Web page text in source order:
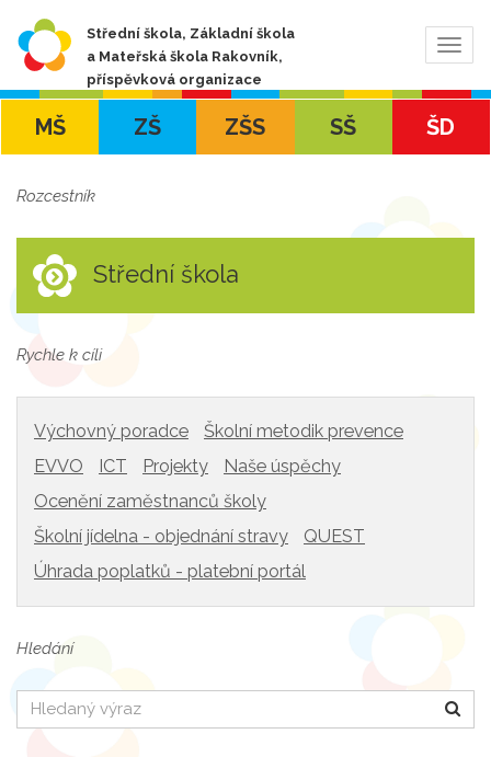
Střední škola, Základní škola
a Mateřská škola Rakovník,
příspěvková organizace
MŠ ZŠ ZŠS SŠ ŠD
Rozcestník
Střední škola
Rychle k cíli
Výchovný poradce
Školní metodik prevence
EVVO
ICT Projekty
Naše úspěchy
Ocenění zaměstnanců školy
Školní jídelna - objednání stravy
QUEST
Úhrada poplatků - platební portál
Hledání
Hledat